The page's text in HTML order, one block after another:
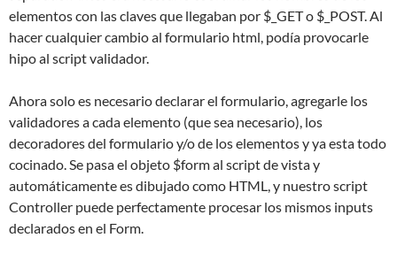
elementos con las claves que llegaban por $_GET o $_POST. Al
hacer cualquier cambio al formulario html, podía provocarle
hipo al script validador.
Ahora solo es necesario declarar el formulario, agregarle los
validadores a cada elemento (que sea necesario), los
decoradores del formulario y/o de los elementos y ya esta todo
cocinado. Se pasa el objeto $form al script de vista y
automáticamente es dibujado como HTML, y nuestro script
Controller puede perfectamente procesar los mismos inputs
declarados en el Form.